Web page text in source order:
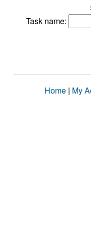
Task name:
Home | My